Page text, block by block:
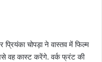
चोपड़ा ने वास्तव में फिल्म
वह कास्ट करेंगे. वर्क फ्रंट की